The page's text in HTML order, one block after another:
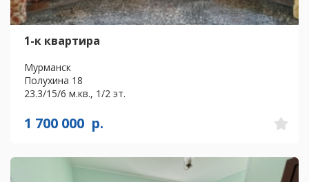
1-к квартира
Мурманск
Полухина 18
23.3/15/6 м.кв., 1/2 эт.
1 700 000 р.